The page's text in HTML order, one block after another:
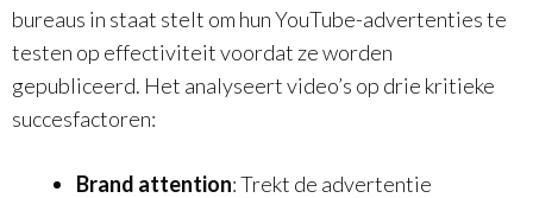
bureaus in staat stelt om hun YouTube-advertenties te
testen op effectiviteit voordat ze worden
gepubliceerd. Het analyseert video’s op drie kritieke
succesfactoren:
Brand attention: Trekt de advertentie